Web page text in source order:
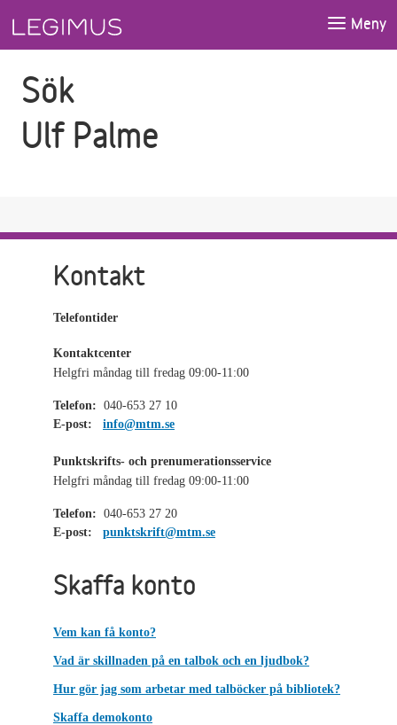
Meny
Sök
Ulf Palme
Kontakt
Telefontider
Kontaktcenter
Helgfri måndag till fredag 09:00-11:00
Telefon: 040-653 27 10
E-post:
info@mtm.se
Punktskrifts- och prenumerationsservice
Helgfri måndag till fredag 09:00-11:00
Telefon: 040-653 27 20
E-post:
punktskrift@mtm.se
Skaffa konto
Vem kan få konto?
Vad är skillnaden på en talbok och en ljudbok?
Hur gör jag som arbetar med talböcker på bibliotek?
Skaffa demokonto